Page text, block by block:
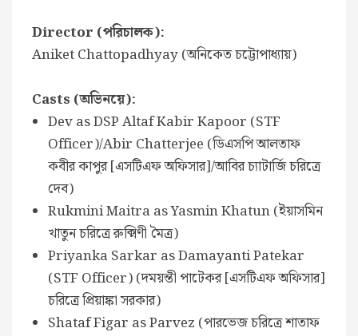
Director (পরিচালক):
Aniket Chattopadhyay (অনিকেত চট্টোপাধ্যায়)
Casts (অভিনয়ে):
Dev as DSP Altaf Kabir Kapoor (STF
Officer)/Abir Chatterjee (ডিএসপি আলতাফ
কবীর কাপুর [এসটিএফ অফিসার]/আবির চ্যাটার্জি চরিত্রে
দেব)
Rukmini Maitra as Yasmin Khatun (ইয়াসমিন
খাতুন চরিত্রে রুক্মিণী মৈত্র)
Priyanka Sarkar as Damayanti Patekar
(STF Officer) (দময়ন্তী পাটেকর [এসটিএফ অফিসার]
চরিত্রে প্রিয়াঙ্কা সরকার)
Shataf Figar as Parvez (পারভেজ চরিত্রে শাতাফ